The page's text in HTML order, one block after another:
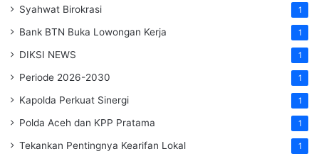
Syahwat Birokrasi 1
Bank BTN Buka Lowongan Kerja 1
DIKSI NEWS 1
Periode 2026-2030 1
Kapolda Perkuat Sinergi 1
Polda Aceh dan KPP Pratama 1
Tekankan Pentingnya Kearifan Lokal 1